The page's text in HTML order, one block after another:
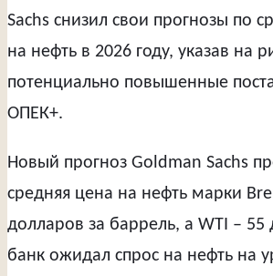
Sachs снизил свои прогнозы по
на нефть в 2026 году, указав на
потенциально повышенные
ОПЕК+.
Новый прогноз Goldman Sachs
средняя цена на нефть марки
долларов за баррель, а WTI – 55
банк ожидал спрос на нефть на